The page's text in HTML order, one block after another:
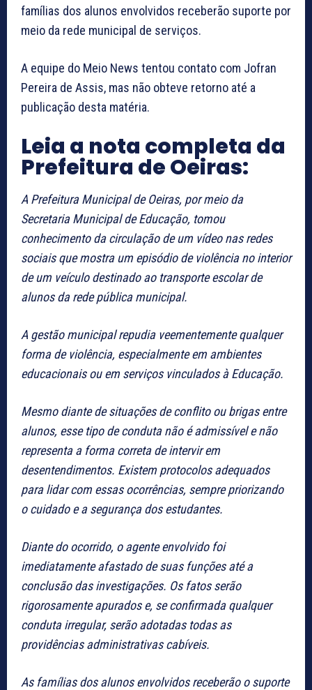
famílias dos alunos envolvidos receberão suporte por
meio da rede municipal de serviços.
A equipe do Meio News tentou contato com Jofran
Pereira de Assis, mas não obteve retorno até a
publicação desta matéria.
Leia a nota completa da
Prefeitura de Oeiras:
A Prefeitura Municipal de Oeiras, por meio da
Secretaria Municipal de Educação, tomou
conhecimento da circulação de um vídeo nas redes
sociais que mostra um episódio de violência no interior
de um veículo destinado ao transporte escolar de
alunos da rede pública municipal.
A gestão municipal repudia veementemente qualquer
forma de violência, especialmente em ambientes
educacionais ou em serviços vinculados à Educação.
Mesmo diante de situações de conflito ou brigas entre
alunos, esse tipo de conduta não é admissível e não
representa a forma correta de intervir em
desentendimentos. Existem protocolos adequados
para lidar com essas ocorrências, sempre priorizando
o cuidado e a segurança dos estudantes.
Diante do ocorrido, o agente envolvido foi
imediatamente afastado de suas funções até a
conclusão das investigações. Os fatos serão
rigorosamente apurados e, se confirmada qualquer
conduta irregular, serão adotadas todas as
providências administrativas cabíveis.
As famílias dos alunos envolvidos receberão o suporte